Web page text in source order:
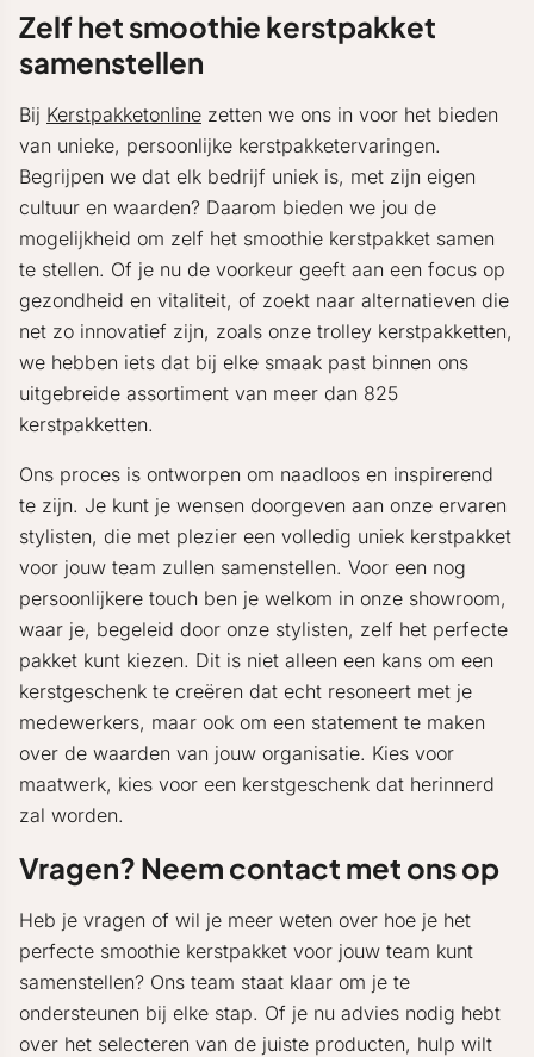
Zelf het smoothie kerstpakket
samenstellen
Bij Kerstpakketonline zetten we ons in voor het bieden
van unieke, persoonlijke kerstpakketervaringen.
Begrijpen we dat elk bedrijf uniek is, met zijn eigen
cultuur en waarden? Daarom bieden we jou de
mogelijkheid om zelf het smoothie kerstpakket samen
te stellen. Of je nu de voorkeur geeft aan een focus op
gezondheid en vitaliteit, of zoekt naar alternatieven die
net zo innovatief zijn, zoals onze trolley kerstpakketten,
we hebben iets dat bij elke smaak past binnen ons
uitgebreide assortiment van meer dan 825
kerstpakketten.
Ons proces is ontworpen om naadloos en inspirerend
te zijn. Je kunt je wensen doorgeven aan onze ervaren
stylisten, die met plezier een volledig uniek kerstpakket
voor jouw team zullen samenstellen. Voor een nog
persoonlijkere touch ben je welkom in onze showroom,
waar je, begeleid door onze stylisten, zelf het perfecte
pakket kunt kiezen. Dit is niet alleen een kans om een
kerstgeschenk te creëren dat echt resoneert met je
medewerkers, maar ook om een statement te maken
over de waarden van jouw organisatie. Kies voor
maatwerk, kies voor een kerstgeschenk dat herinnerd
zal worden.
Vragen? Neem contact met ons op
Heb je vragen of wil je meer weten over hoe je het
perfecte smoothie kerstpakket voor jouw team kunt
samenstellen? Ons team staat klaar om je te
ondersteunen bij elke stap. Of je nu advies nodig hebt
over het selecteren van de juiste producten, hulp wilt